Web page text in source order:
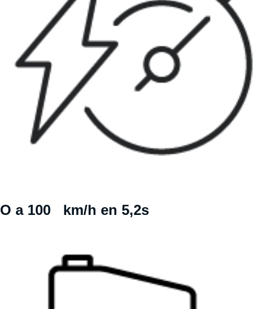
O a 100 km/h en 5,2s